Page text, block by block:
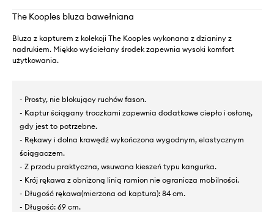
The Kooples bluza bawełniana
Bluza z kapturem z kolekcji The Kooples wykonana z dzianiny z
nadrukiem. Miękko wyściełany środek zapewnia wysoki komfort
użytkowania.
- Prosty, nie blokujący ruchów fason.
- Kaptur ściągany troczkami zapewnia dodatkowe ciepło i osłonę,
gdy jest to potrzebne.
- Rękawy i dolna krawędź wykończona wygodnym, elastycznym
ściągaczem.
- Z przodu praktyczna, wsuwana kieszeń typu kangurka.
- Krój rękawa z obniżoną linią ramion nie ogranicza mobilności.
- Długość rękawa(mierzona od kaptura): 84 cm.
- Długość: 69 cm.